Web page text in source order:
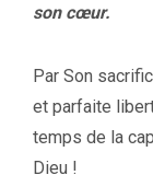
son cœur.
Par Son
et parfaite
temps de la
Dieu !